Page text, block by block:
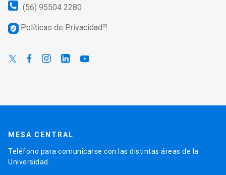
(56) 95504 2280
verified_user Políticas de Privacidad
MESA CENTRAL
Teléfono para comunicarse con las distintas áreas de la
Universidad.